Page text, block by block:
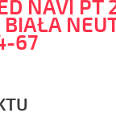
NAVI PT
BIAŁA
67